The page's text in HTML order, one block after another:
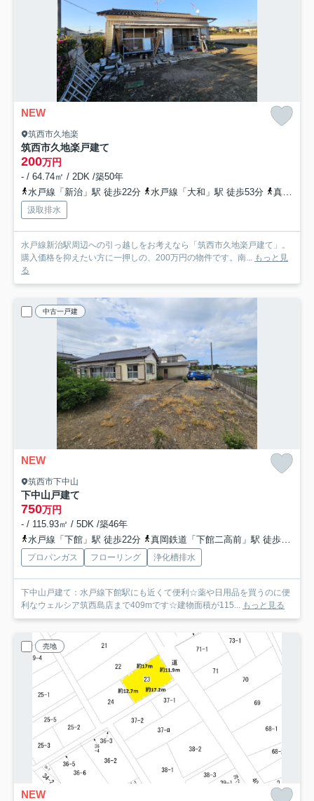
NEW
筑西市久地楽
筑西市久地楽戸建て
200万円
- / 64.74㎡ / 2DK /築50年
水戸線「新治」駅 徒歩22分
水戸線「大和」駅 徒歩53分 真岡鉄道「折本」駅 徒歩86分
汲取排水
水戸線新治駅周辺への引っ越しをお考えなら「筑西市久地楽戸建て」。
購入価格を抑えたい方に一押しの、200万円の物件です。南... もっと見
る
中古一戸建
NEW
筑西市下中山
下中山戸建て
750万円
- / 115.93㎡ / 5DK /築46年
水戸線「下館」駅 徒歩22分
真岡鉄道「下館二高前」駅 徒歩43分
プロパンガス フローリング 浄化槽排水
下中山戸建て：水戸線下館駅にも近くて便利☆薬や日用品を買うのに便
利なウェルシア筑西島店まで409mです☆建物面積が115...
もっと見る
売地
NEW